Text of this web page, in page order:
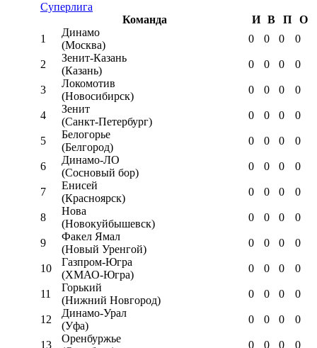
Суперлига
Команда
И В П
О
1
Динамо
(Москва)
0 0 0 0
2
Зенит-Казань
(Казань)
0 0 0 0
3
Локомотив
(Новосибирск)
0 0 0 0
4
Зенит
(Санкт-Петербург)
0 0 0 0
5
Белогорье
(Белгород)
0 0 0 0
6
Динамо-ЛО
(Сосновый бор)
0 0 0 0
7
Енисей
(Красноярск)
0 0 0 0
8
Нова
(Новокуйбышевск)
0 0 0 0
9
Факел Ямал
(Новый Уренгой)
0 0 0 0
10
Газпром-Югра
(ХМАО-Югра)
0 0 0 0
11
Горький
(Нижний Новгород)
0 0 0 0
12
Динамо-Урал
(Уфа)
0 0 0 0
13
Оренбуржье
0 0 0 0